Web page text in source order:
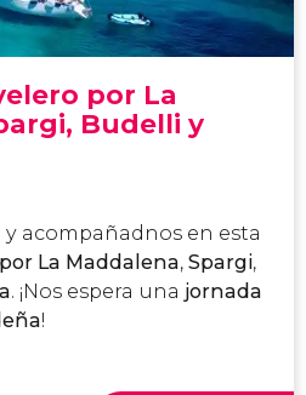
por La
Budelli y
acompañadnos en esta
La Maddalena, Spargi,
. ¡Nos espera una jornada
!